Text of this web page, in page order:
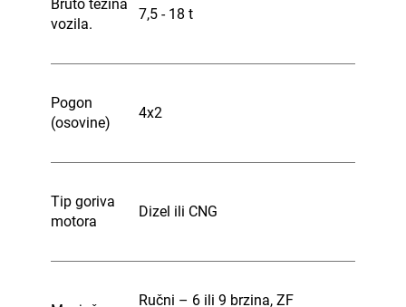
Bruto težina
vozila.
7,5 - 18 t
Pogon
(osovine)
4x2
Tip goriva
motora
Dizel ili CNG
Ručni – 6 ili 9 brzina, ZF